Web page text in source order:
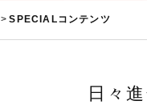
>SPECIALコンテンツ
日々